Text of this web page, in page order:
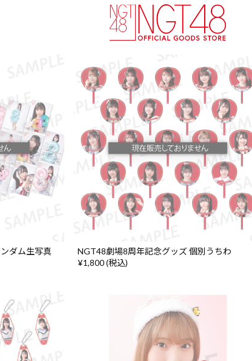
ダム生写真
NGT48劇場8周年記念グッズ 個別うちわ
¥1,800 (税込)